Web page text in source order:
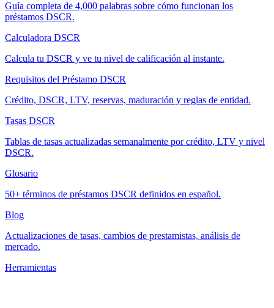
Guía completa de 4,000 palabras sobre cómo funcionan los
préstamos DSCR.
Calculadora DSCR
Calcula tu DSCR y ve tu nivel de calificación al instante.
Requisitos del Préstamo DSCR
Crédito, DSCR, LTV, reservas, maduración y reglas de entidad.
Tasas DSCR
Tablas de tasas actualizadas semanalmente por crédito, LTV y nivel
DSCR.
Glosario
50+ términos de préstamos DSCR definidos en español.
Blog
Actualizaciones de tasas, cambios de prestamistas, análisis de
mercado.
Herramientas